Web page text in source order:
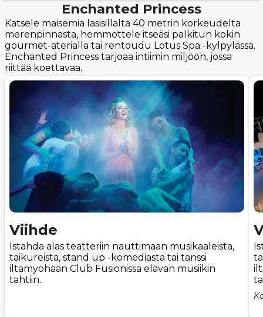
Enchanted Princess
Katsele maisemia lasisillalta 40 metrin korkeudelta
merenpinnasta, hemmottele itseäsi palkitun kokin
gourmet-aterialla tai rentoudu Lotus Spa -kylpylässä.
Enchanted Princess tarjoaa intiimin miljöön, jossa
riittää koettavaa.
Viihde
Istahda alas teatteriin nauttimaan musikaaleista,
taikureista, stand up -komediasta tai tanssi
iltamyöhään Club Fusionissa elävän musiikin
tahtiin.